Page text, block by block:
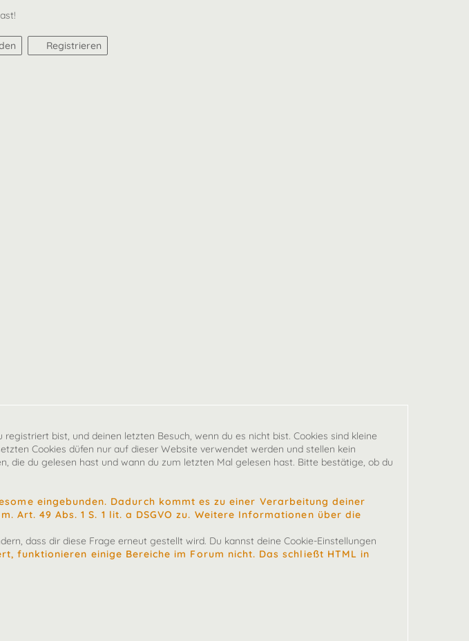
Registrieren
bist, und deinen letzten Besuch, wenn du es nicht bist. Cookies sind kleine
Cookies düfen nur auf dieser Website verwendet werden und stellen kein
die du gelesen hast und wann du zum letzten Mal gelesen hast. Bitte bestätige, ob du
eingebunden. Dadurch kommt es zu einer Verarbeitung deiner
Art. 49 Abs. 1 S. 1 lit. a DSGVO zu. Weitere Informationen über die
dass dir diese Frage erneut gestellt wird. Du kannst deine Cookie-Einstellungen
funktionieren einige Bereiche im Forum nicht. Das schließt HTML in